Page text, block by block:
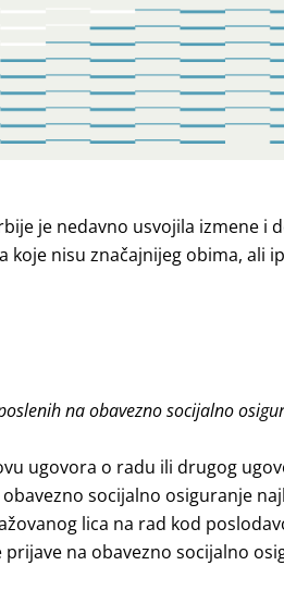
je nedavno usvojila izmene i
koje nisu značajnijeg obima, ali
na obavezno socijalno
ugovora o radu ili drugog
socijalno osiguranje
lica na rad kod
na obavezno socijalno